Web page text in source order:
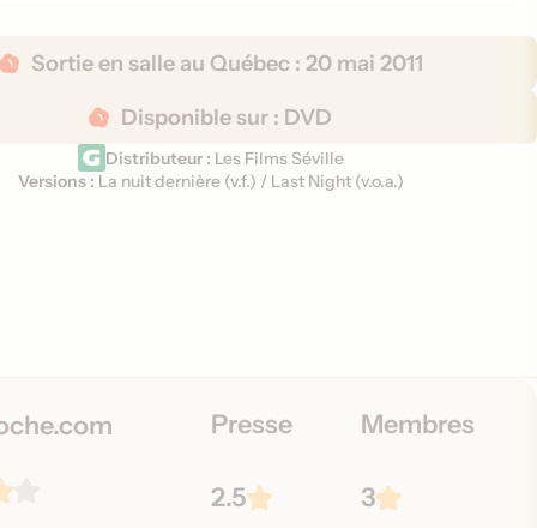
Sortie en salle au Québec : 20 mai 2011
Disponible sur : DVD
Distributeur : Les Films Séville
V
Versions : La nuit dernière (v.f.) / Last Night (v.o.a.)
Presse
2.5
Membres
3